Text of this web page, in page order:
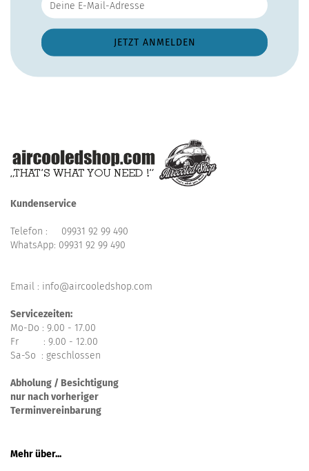
Kundenservice
Telefon : 09931 92 99 490
WhatsApp: 09931 92 99 490
Email : info@aircooledshop.com
Servicezeiten:
Mo-Do : 9.00 - 17.00
Fr : 9.00 - 12.00
Sa-So : geschlossen
Abholung / Besichtigung
nur nach vorheriger
Terminvereinbarung
Mehr über...